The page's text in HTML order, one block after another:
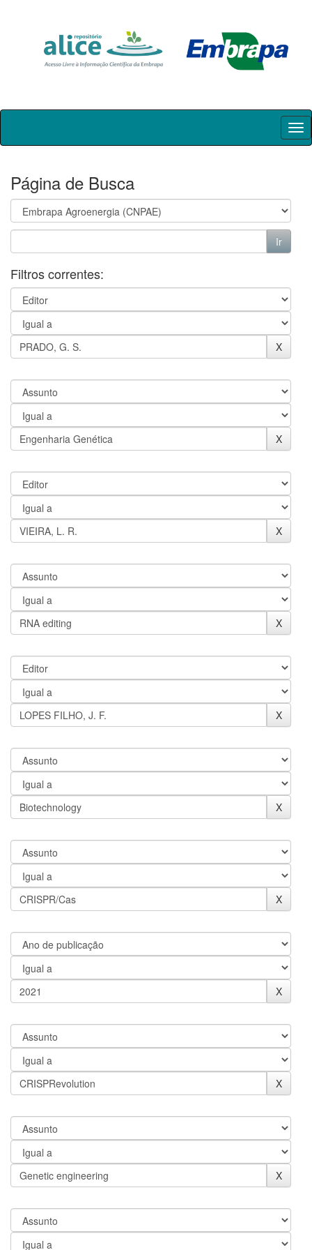
Skip
Página de Busca
Filtros correntes: